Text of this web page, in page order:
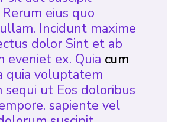
eius quo
Incidunt maxime
dolor Sint et ab
eveniet ex. Quia cum
quia voluptatem
sequi ut Eos doloribus
sapiente vel